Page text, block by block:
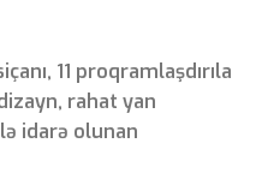
11 proqramlaşdırıla
rahat yan
idarə olunan